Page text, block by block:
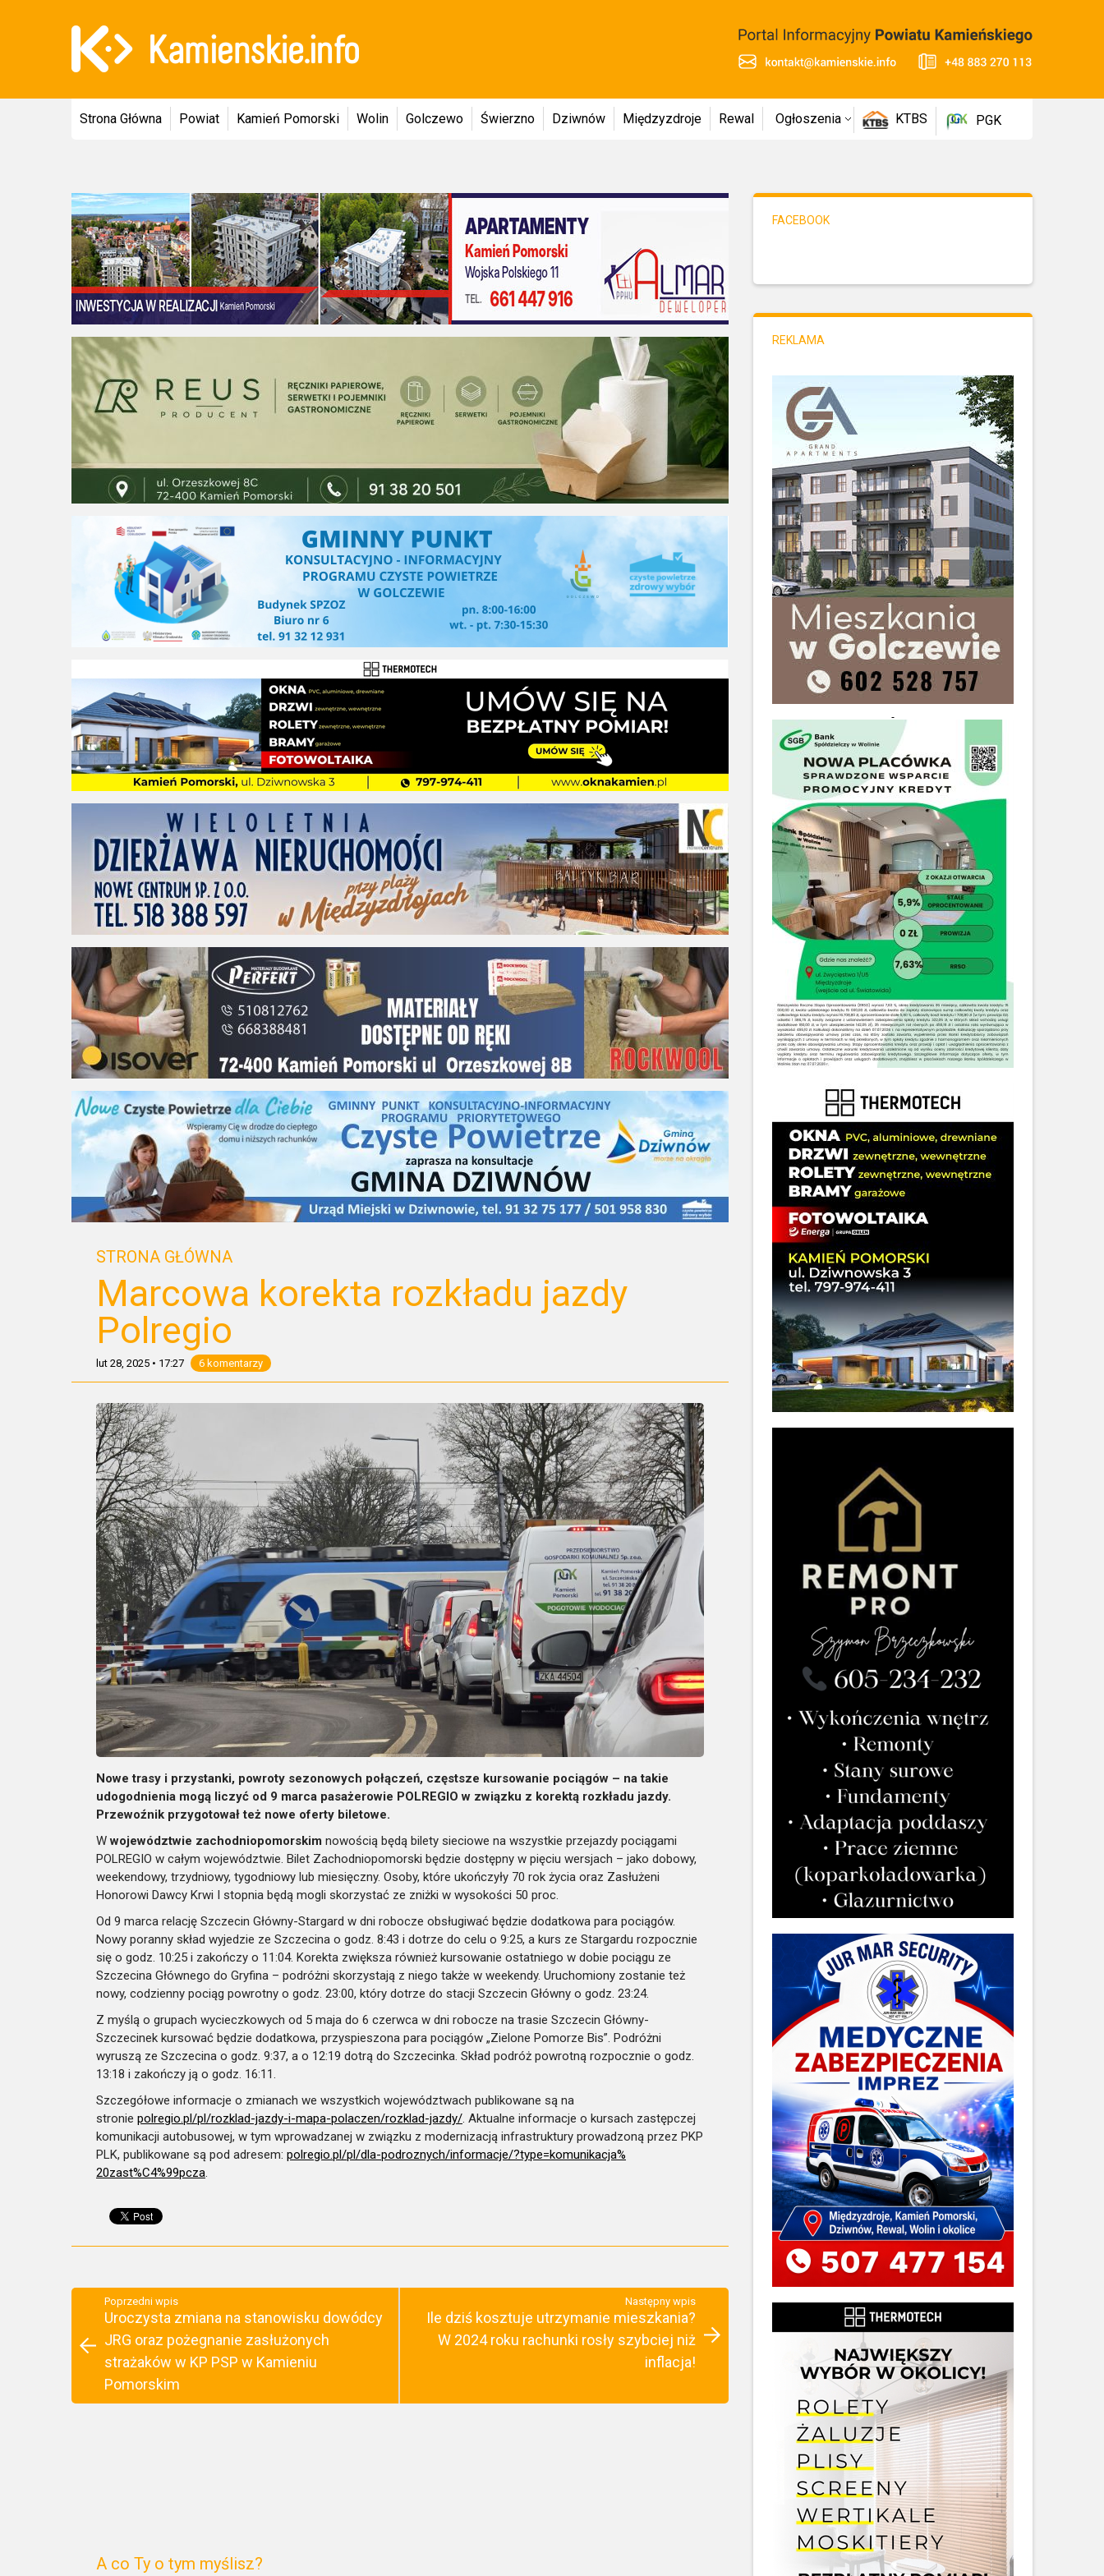
Strona Główna Powiat Kamień Pomorski Wolin Golczewo Świerzno Dziwnów Międzyzdroje Rewal Ogłoszenia KTBS PGK
STRONA GŁÓWNA
Marcowa korekta rozkładu jazdy
Polregio
lut 28, 2025 • 17:27 6 komentarzy
Nowe trasy i przystanki, powroty sezonowych połączeń, częstsze kursowanie pociągów – na takie
udogodnienia mogą liczyć od 9 marca pasażerowie POLREGIO w związku z korektą rozkładu jazdy.
Przewoźnik przygotował też nowe oferty biletowe.
Wwojewództwie zachodniopomorskim nowością będą bilety sieciowe na wszystkie przejazdy pociągami
POLREGIO w całym województwie. Bilet Zachodniopomorski będzie dostępny w pięciu wersjach – jako dobowy,
weekendowy, trzydniowy, tygodniowy lub miesięczny. Osoby, które ukończyły 70 rok życia oraz Zasłużeni
Honorowi Dawcy Krwi I stopnia będą mogli skorzystać ze zniżki w wysokości 50 proc.
Od 9 marca relację Szczecin Główny-Stargard w dni robocze obsługiwać będzie dodatkowa para pociągów.
Nowy poranny skład wyjedzie ze Szczecina o godz. 8:43 i dotrze do celu o 9:25, a kurs ze Stargardu rozpocznie
się o godz. 10:25 i zakończy o 11:04. Korekta zwiększa również kursowanie ostatniego w dobie pociągu ze
Szczecina Głównego do Gryfina – podróżni skorzystają z niego także w weekendy. Uruchomiony zostanie też
nowy, codzienny pociąg powrotny o godz. 23:00, który dotrze do stacji Szczecin Główny o godz. 23:24.
Z myślą o grupach wycieczkowych od 5 maja do 6 czerwca w dni robocze na trasie Szczecin Główny-
Szczecinek kursować będzie dodatkowa, przyspieszona para pociągów „Zielone Pomorze Bis”. Podróżni
wyruszą ze Szczecina o godz. 9:37, a o 12:19 dotrą do Szczecinka. Skład podróż powrotną rozpocznie o godz.
13:18 i zakończy ją o godz. 16:11.
Szczegółowe informacje o zmianach we wszystkich województwach publikowane są na
stronie polregio.pl/pl/rozklad-jazdy-i-mapa-polaczen/rozklad-jazdy/. Aktualne informacje o kursach zastępczej
komunikacji autobusowej, w tym wprowadzanej w związku z modernizacją infrastruktury prowadzoną przez PKP
PLK, publikowane są pod adresem: polregio.pl/pl/dla-podroznych/informacje/?type=komunikacja%
20zast%C4%99pcza.
Poprzedni wpis
Uroczysta zmiana na stanowisku dowódcy
JRG oraz pożegnanie zasłużonych
strażaków w KP PSP w Kamieniu
Pomorskim
Następny wpis
Ile dziś kosztuje utrzymanie mieszkania?
W 2024 roku rachunki rosły szybciej niż
inflacja!
A co Ty o tym myślisz?
FACEBOOK
REKLAMA